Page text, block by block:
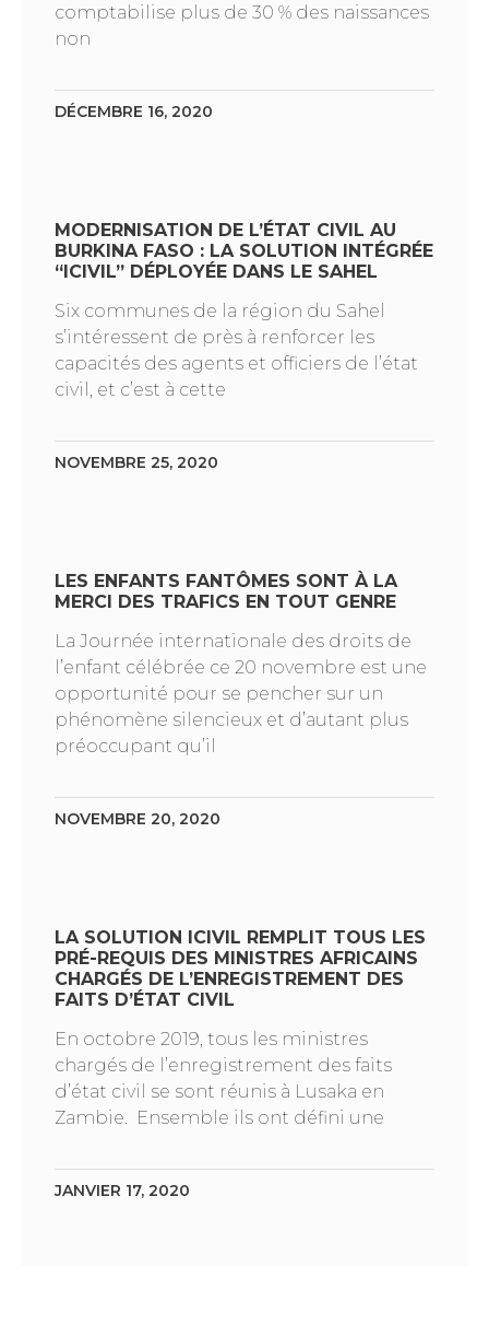
comptabilise plus de 30 % des naissances
non
DÉCEMBRE 16, 2020
MODERNISATION DE L’ÉTAT CIVIL AU
BURKINA FASO : LA SOLUTION INTÉGRÉE
“ICIVIL” DÉPLOYÉE DANS LE SAHEL
Six communes de la région du Sahel
s’intéressent de près à renforcer les
capacités des agents et officiers de l’état
civil, et c’est à cette
NOVEMBRE 25, 2020
LES ENFANTS FANTÔMES SONT À LA
MERCI DES TRAFICS EN TOUT GENRE
La Journée internationale des droits de
l’enfant célébrée ce 20 novembre est une
opportunité pour se pencher sur un
phénomène silencieux et d’autant plus
préoccupant qu’il
NOVEMBRE 20, 2020
LA SOLUTION ICIVIL REMPLIT TOUS LES
PRÉ-REQUIS DES MINISTRES AFRICAINS
CHARGÉS DE L’ENREGISTREMENT DES
FAITS D’ÉTAT CIVIL
En octobre 2019, tous les ministres
chargés de l’enregistrement des faits
d’état civil se sont réunis à Lusaka en
Zambie. Ensemble ils ont défini une
JANVIER 17, 2020